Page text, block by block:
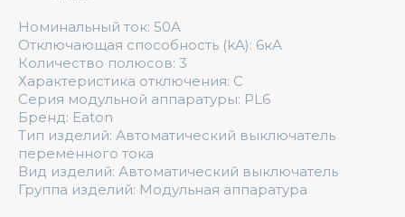
Номинальный ток: 50А
Отключающая способность (kA): 6кА
Количество полюсов: 3
Характеристика отключения: C
Серия модульной аппаратуры: PL6
Бренд: Eaton
Тип изделий: Автоматический выключатель
переменного тока
Вид изделий: Автоматический выключатель
Группа изделий: Модульная аппаратура